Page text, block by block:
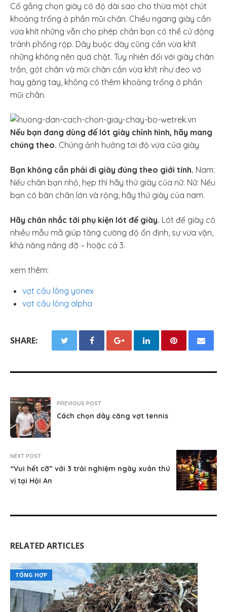
Cố gắng chọn giày có độ dài sao cho thừa một chút
khoảng trống ở phần mũi chân. Chiều ngang giày cần
vừa khít những vẫn cho phép chân bạn có thể cử động
tránh phồng rộp. Dây buộc dày cũng cần vừa khít
những không nên quá chặt. Tuy nhiên đối với giày chân
trần, gót chân và mũi chân cần vừa khít như đeo vớ
hay găng tay, không có thêm khoảng trống ở phần
mũi chân.
Nếu bạn đang dùng đế lót giày chỉnh hình, hãy mang
chúng theo. Chúng ảnh hưởng tới độ vừa của giày
Bạn không cần phải đi giày đúng theo giới tính. Nam:
Nếu chân bạn nhỏ, hẹp thì hãy thử giày của nữ. Nữ: Nếu
bạn có bàn chân lớn và rộng, hãy thử giày của nam.
Hãy chân nhắc tới phụ kiện lót đế giày. Lót đế giày có
nhiều mẫu mã giúp tăng cường độ ổn định, sự vừa vặn,
khả năng nâng đỡ – hoặc cả 3.
xem thêm:
vợt cầu lông yonex
vợt cầu lông alpha
SHARE:
PREVIOUS POST
Cách chọn dây căng vợt tennis
NEXT POST
“Vui hết cỡ” với 3 trải nghiệm ngày xuân thú
vị tại Hội An
RELATED ARTICLES
TỔNG HỢP